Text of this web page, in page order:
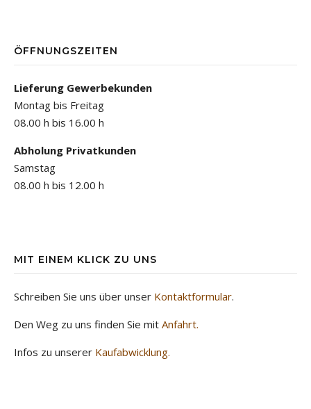
ÖFFNUNGSZEITEN
Lieferung Gewerbekunden
Montag bis Freitag
08.00 h bis 16.00 h
Abholung Privatkunden
Samstag
08.00 h bis 12.00 h
MIT EINEM KLICK ZU UNS
Schreiben Sie uns über unser Kontaktformular.
Den Weg zu uns finden Sie mit Anfahrt.
Infos zu unserer Kaufabwicklung.